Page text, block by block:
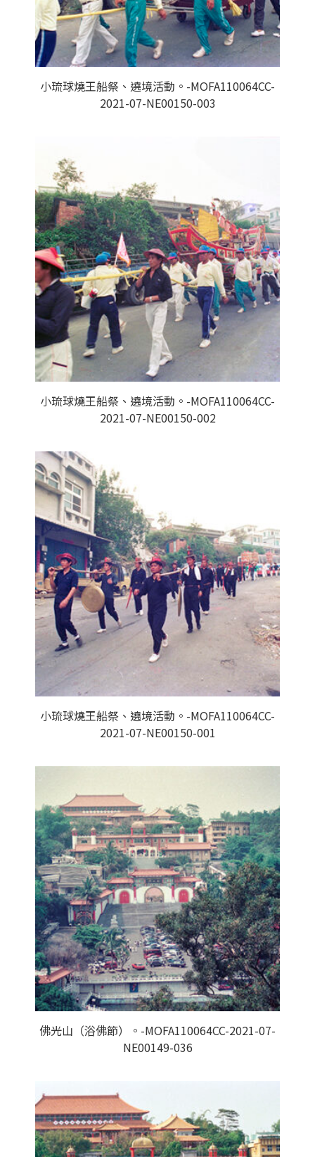
小琉球燒王船祭、遶境活動。-MOFA110064CC-
2021-07-NE00150-003
小琉球燒王船祭、遶境活動。-MOFA110064CC-
2021-07-NE00150-002
小琉球燒王船祭、遶境活動。-MOFA110064CC-
2021-07-NE00150-001
佛光山（浴佛節）。-MOFA110064CC-2021-07-
NE00149-036